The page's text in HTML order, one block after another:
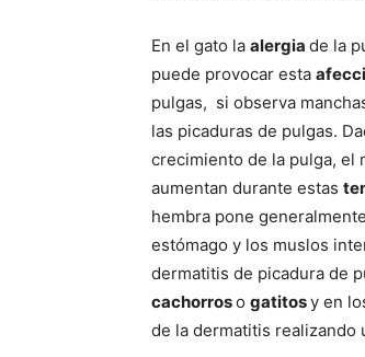
En el gato la alergia de la
puede provocar esta
pulgas, si observa
las picaduras de pulgas.
crecimiento de la pulga, el
aumentan durante estas
hembra pone
estómago y los muslos
dermatitis de picadura de
cachorroso gatitosy en
de la dermatitis realizando